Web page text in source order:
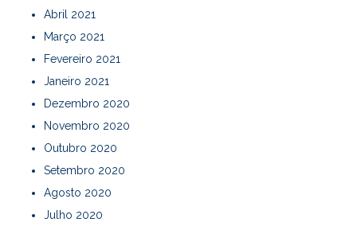
Abril 2021
Março 2021
Fevereiro 2021
Janeiro 2021
Dezembro 2020
Novembro 2020
Outubro 2020
Setembro 2020
Agosto 2020
Julho 2020